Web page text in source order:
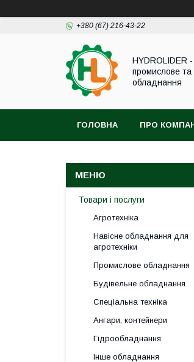
+380 (67) 216-43-22
HYDROLIDER -
промислове та
обладнання
ГОЛОВНА ПРО
Товари і послуги
Агротехніка
Навісне обладнання для
агротехніки
Промислове обладнання
Будівельне обладнання
Спеціальна техніка
Ангари, контейнери
Гідрообладнання
Інше обладнання